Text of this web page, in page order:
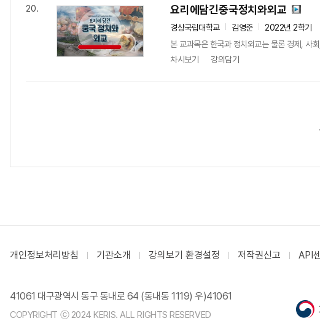
20. 요리에담긴중국정치와외교
경상국립대학교 김영준
2022년 2학기
본 교과목은 한국과 정치외교는 물론 경제, 사
차시보기
강의담기
개인정보처리방침 기관소개 강의보기 환경설정 저작권신고 API
41061 대구광역시 동구 동내로 64 (동내동 1119) 우)41061
COPYRIGHT ⓒ 2024 KERIS. ALL RIGHTS RESERVED